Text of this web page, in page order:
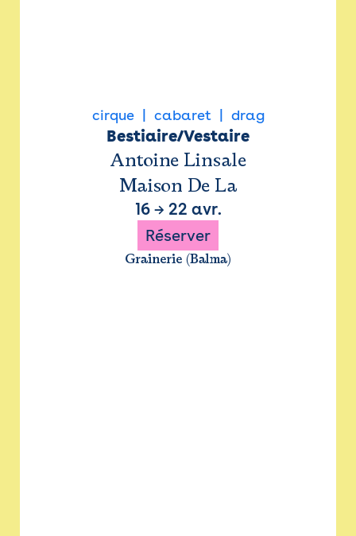
cirque cabaret drag
Bestiaire/Vestaire
Antoine Linsale
Maison De La
16→ 22 avr.
Réserver
Grainerie (Balma)